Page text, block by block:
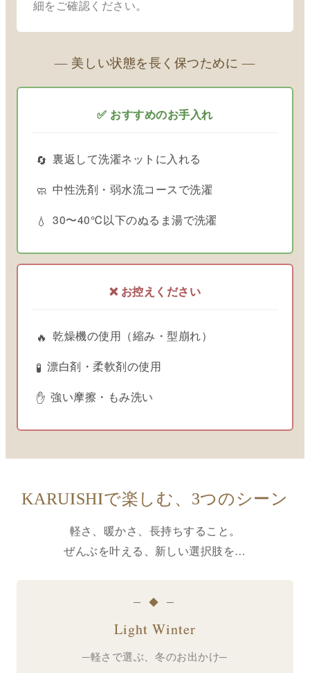
細をご確認ください。
― 美しい状態を長く保つために ―
✅ おすすめのお手入れ
🔄 裏返して洗濯ネットに入れる
🧼 中性洗剤・弱水流コースで洗濯
💧 30〜40℃以下のぬるま湯で洗濯
❌ お控えください
🔥 乾燥機の使用（縮み・型崩れ）
🧪 漂白剤・柔軟剤の使用
✋ 強い摩擦・もみ洗い
KARUISHIで楽しむ、3つのシーン
軽さ、暖かさ、長持ちすること。
ぜんぶを叶える、新しい選択肢を…
─ ◆ ─
Light Winter
─軽さで選ぶ、冬のお出かけ─